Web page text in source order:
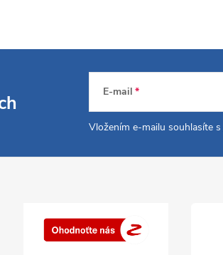
E-mail
Vložením e-mailu souhlasíte s